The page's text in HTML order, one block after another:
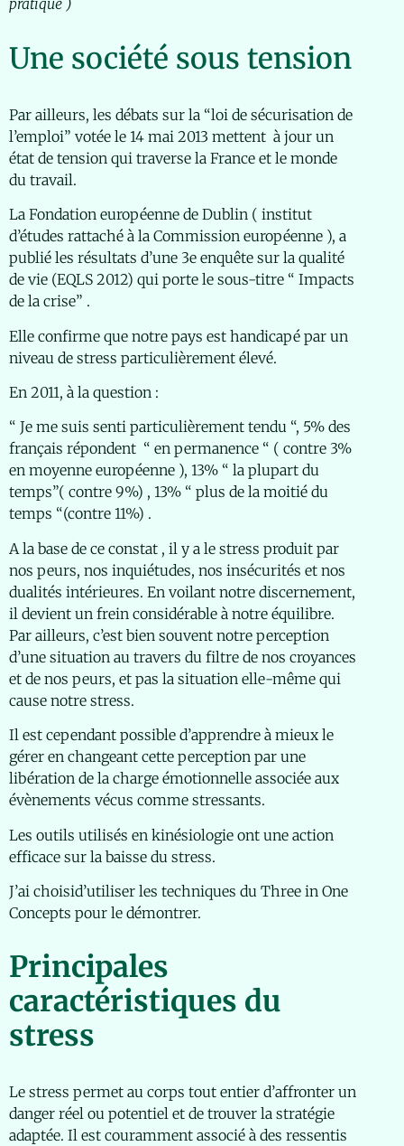
pratique )
Une société sous tension
Par ailleurs, les débats sur la “loi de sécurisation de
l’emploi” votée le 14 mai 2013 mettent à jour un
état de tension qui traverse la France et le monde
du travail.
La Fondation européenne de Dublin ( institut
d’études rattaché à la Commission européenne ), a
publié les résultats d’une 3e enquête sur la qualité
de vie (EQLS 2012) qui porte le sous-titre “ Impacts
de la crise” .
Elle confirme que notre pays est handicapé par un
niveau de stress particulièrement élevé.
En 2011, à la question :
“ Je me suis senti particulièrement tendu “, 5% des
français répondent “ en permanence “ ( contre 3%
en moyenne européenne ), 13% “ la plupart du
temps”( contre 9%) , 13% “ plus de la moitié du
temps “(contre 11%) .
A la base de ce constat , il y a le stress produit par
nos peurs, nos inquiétudes, nos insécurités et nos
dualités intérieures. En voilant notre discernement,
il devient un frein considérable à notre équilibre.
Par ailleurs, c’est bien souvent notre perception
d’une situation au travers du filtre de nos croyances
et de nos peurs, et pas la situation elle-même qui
cause notre stress.
Il est cependant possible d’apprendre à mieux le
gérer en changeant cette perception par une
libération de la charge émotionnelle associée aux
évènements vécus comme stressants.
Les outils utilisés en kinésiologie ont une action
efficace sur la baisse du stress.
J’ai choisid’utiliser les techniques du Three in One
Concepts pour le démontrer.
Principales
caractéristiques du
stress
Le stress permet au corps tout entier d’affronter un
danger réel ou potentiel et de trouver la stratégie
adaptée. Il est couramment associé à des ressentis